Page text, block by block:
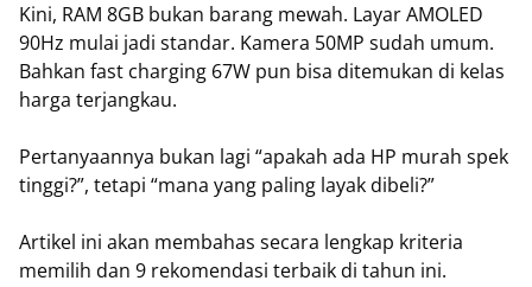
Kini, RAM 8GB bukan barang mewah. Layar AMOLED
90Hz mulai jadi standar. Kamera 50MP sudah umum.
Bahkan fast charging 67W pun bisa ditemukan di kelas
harga terjangkau.
Pertanyaannya bukan lagi “apakah ada HP murah spek
tinggi?”, tetapi “mana yang paling layak dibeli?”
Artikel ini akan membahas secara lengkap kriteria
memilih dan 9 rekomendasi terbaik di tahun ini.